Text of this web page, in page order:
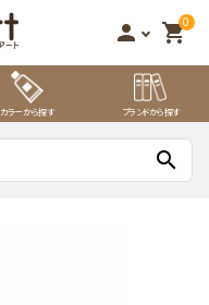
person 0
shopping_cart
カラーから探す ブランドから探す
search